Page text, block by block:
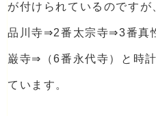
が付けられているのです
品川寺⇒2番太宗寺⇒3番真
巌寺⇒（6番永代寺）と時
ています。